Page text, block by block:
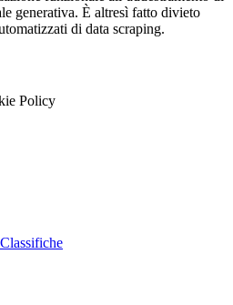
generativa. È altresì fatto divieto
di data scraping.
Policy